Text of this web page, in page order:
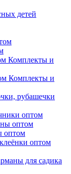
детей
Комплекты и
Комплекты и
рубашечки
оптом
оптом
оптом